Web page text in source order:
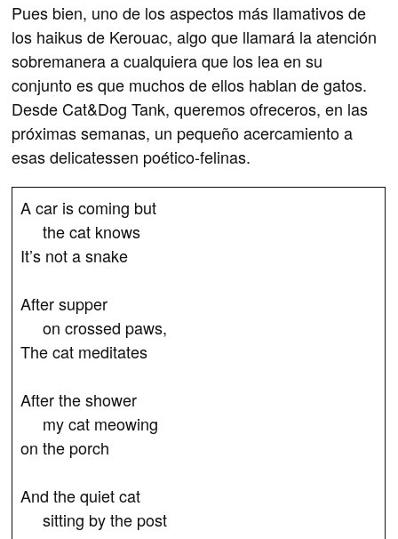
Pues bien, uno de los aspectos más llamativos de
los haikus de Kerouac, algo que llamará la atención
sobremanera a cualquiera que los lea en su
conjunto es que muchos de ellos hablan de gatos.
Desde Cat&Dog Tank, queremos ofreceros, en las
próximas semanas, un pequeño acercamiento a
esas delicatessen poético-felinas.
A car is coming but
the cat knows
It’s not a snake
After supper
on crossed paws,
The cat meditates
After the shower
my cat meowing
on the porch
And the quiet cat
sitting by the post